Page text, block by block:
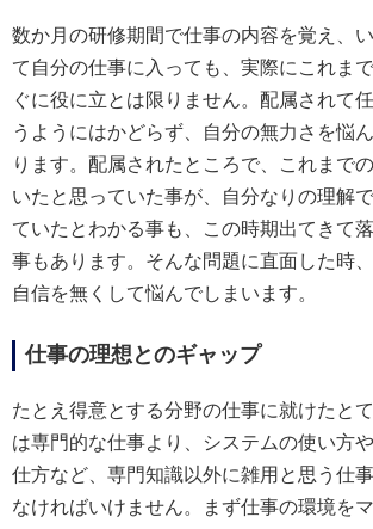
数か月の研修期間で仕事の内容を覚え、
て自分の仕事に入っても、実際にこれま
ぐに役に立とは限りません。配属されて
うようにはかどらず、自分の無力さを悩
ります。配属されたところで、これまで
いたと思っていた事が、自分なりの理解
ていたとわかる事も、この時期出てきて
事もあります。そんな問題に直面した時
自信を無くして悩んでしまいます。
仕事の理想とのギャップ
たとえ得意とする分野の仕事に就けたと
は専門的な仕事より、システムの使い方
仕方など、専門知識以外に雑用と思う仕
なければいけません。まず仕事の環境を